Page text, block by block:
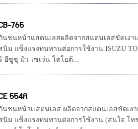
765
นชนหน้าแสตนเลสผลิตจากสแตนเลสขัดเงา
นิม แข็งแรงทนทานต่อการใช้งาน ISUZU
อีซูซุ มิว-เซเว่น โตโยต้...
554A
นชนหน้าเเสตนเลส ผลิตจากสแตนเลสขัดเง
นิม แข็งแรงทนทานต่อการใช้งาน (สนใจ.โท